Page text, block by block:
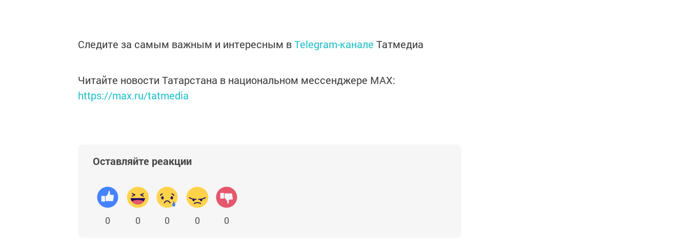
Следите за самым важным и интересным вTelegram-канале Татмедиа
Читайте новости Татарстана в национальном мессенджере MАХ:
https://max.ru/tatmedia
Оставляйте реакции
0 0 0 0 0